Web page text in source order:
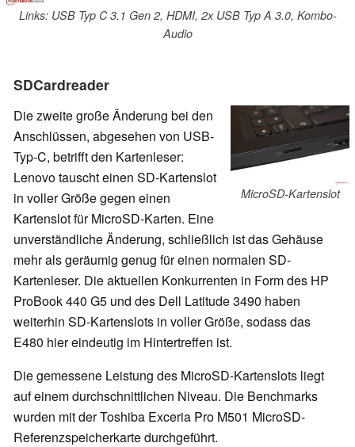
Links: USB Typ C 3.1 Gen 2, HDMI, 2x USB Typ A 3.0, Kombo-
Audio
SDCardreader
MicroSD-Kartenslot
Die zweite große Änderung bei den
Anschlüssen, abgesehen von USB-
Typ-C, betrifft den Kartenleser:
Lenovo tauscht einen SD-Kartenslot
in voller Größe gegen einen
Kartenslot für MicroSD-Karten. Eine
unverständliche Änderung, schließlich ist das Gehäuse
mehr als geräumig genug für einen normalen SD-
Kartenleser. Die aktuellen Konkurrenten in Form des HP
ProBook 440 G5 und des Dell Latitude 3490 haben
weiterhin SD-Kartenslots in voller Größe, sodass das
E480 hier eindeutig im Hintertreffen ist.
Die gemessene Leistung des MicroSD-Kartenslots liegt
auf einem durchschnittlichen Niveau. Die Benchmarks
wurden mit der Toshiba Exceria Pro M501 MicroSD-
Referenzspeicherkarte durchgeführt.